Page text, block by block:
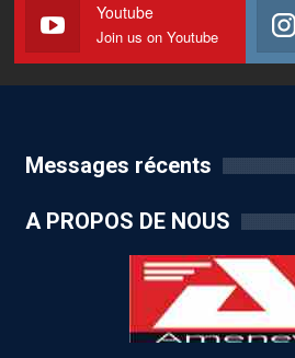
Youtube
Join us on Youtube
Messages récents
A PROPOS DE NOUS